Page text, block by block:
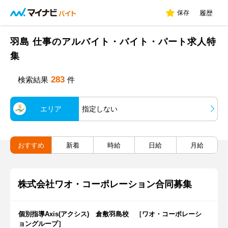
保存 履歴
羽島 仕事のアルバイト・バイト・パート求人特
集
検索結果 283 件
エリア 指定しない
おすすめ 新着 時給 日給 月給
株式会社ワオ・コーポレーション合同募集
個別指導Axis(アクシス) 倉敷羽島校 ［ワオ・コーポレーシ
ョングループ］